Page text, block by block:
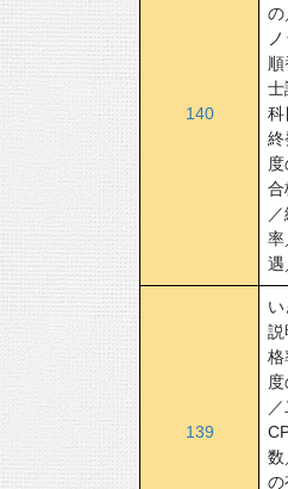
140
の
士
科
終
合
率
遇
139
説
格
数
の